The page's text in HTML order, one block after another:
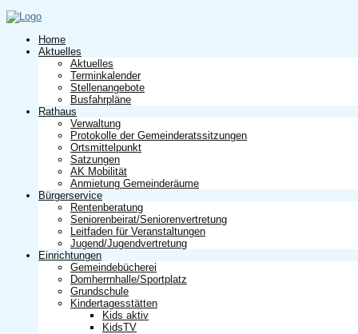
Home
Aktuelles
Aktuelles
Terminkalender
Stellenangebote
Busfahrpläne
Rathaus
Verwaltung
Protokolle der Gemeinderatssitzungen
Ortsmittelpunkt
Satzungen
AK Mobilität
Anmietung Gemeinderäume
Bürgerservice
Rentenberatung
Seniorenbeirat/Seniorenvertretung
Leitfaden für Veranstaltungen
Jugend/Jugendvertretung
Einrichtungen
Gemeindebücherei
Domherrnhalle/Sportplatz
Grundschule
Kindertagesstätten
Kids aktiv
KidsTV